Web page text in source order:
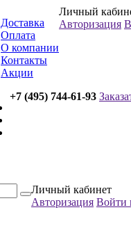
Доставка
Оплата
О компании
Контакты
Акции
Личный
Авторизация
+7 (495) 744-61-93
Личный кабинет
Авторизация Войти